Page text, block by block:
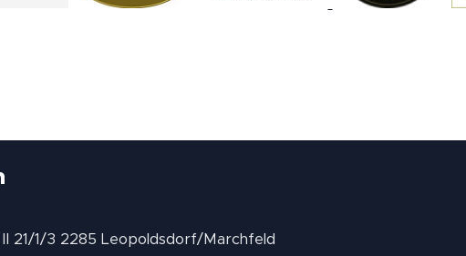
21/1/3 2285 Leopoldsdorf/Marchfeld